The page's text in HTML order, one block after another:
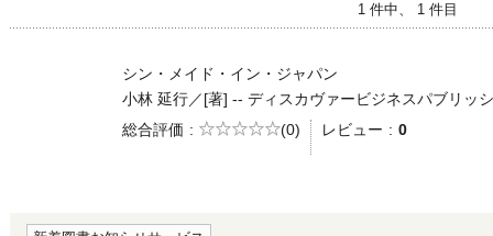
1 件中、 1 件目
シン・メイド・イン・ジャパン
小林 延行／[著] -- ディスカヴァービジネスパブリッ
総合評価
5段階評価
(0) レビュー 0